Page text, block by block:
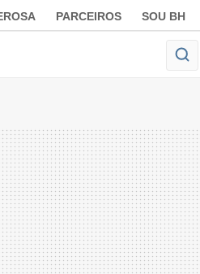
PARCEIROS SOU BH